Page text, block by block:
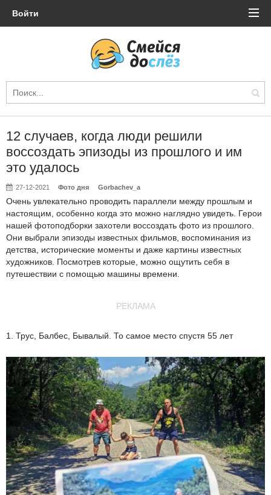
Войти
12 случаев, когда люди решили
воссоздать эпизоды из прошлого и им
это удалось
27-12-2021 Фото дня Gorbachev_a
Очень увлекательно проводить параллели между прошлым и
настоящим, особенно когда это можно наглядно увидеть. Герои
нашей фотоподборки захотели воссоздать фото из прошлого.
Они выбрали эпизоды известных фильмов, воспоминания из
детства, исторические моменты и даже картины известных
художников. Посмотрев которые, можно ощутить себя в
путешествии с помощью машины времени.
РЕКЛАМА
1. Трус, Балбес, Бывалый. То самое место спустя 55 лет